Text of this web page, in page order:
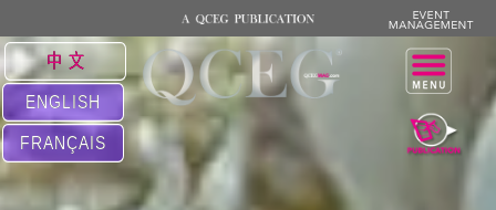
中 文
ENGLISH
FRANÇAIS